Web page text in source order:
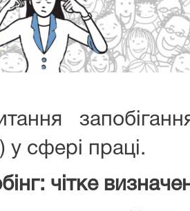
у сфері праці.
чітке